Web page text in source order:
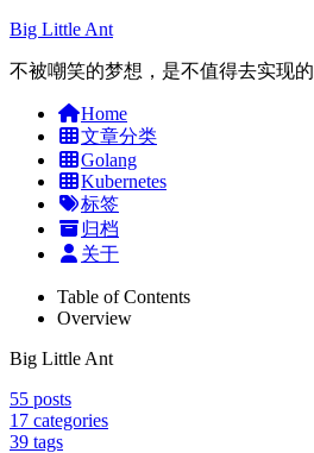
Big Little Ant
不被嘲笑的梦想，是不值得去实现的
Home
文章分类
Golang
Kubernetes
标签
归档
关于
Table of Contents
Overview
Big Little Ant
55 posts
17 categories
39 tags